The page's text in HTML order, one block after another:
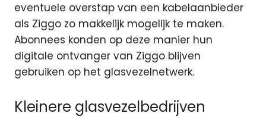
eventuele overstap van een kabelaanbieder
als Ziggo zo makkelijk mogelijk te maken.
Abonnees konden op deze manier hun
digitale ontvanger van Ziggo blijven
gebruiken op het glasvezelnetwerk.
Kleinere glasvezelbedrijven